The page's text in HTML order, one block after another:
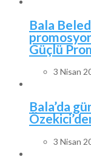
Bala
Güçlü
3 Nisan
Bala’da
3 Nisan